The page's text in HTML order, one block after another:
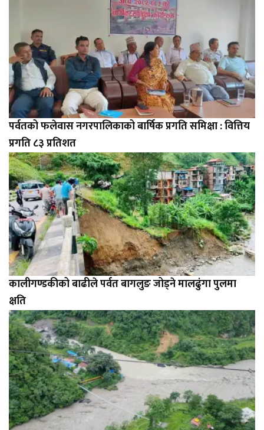
पर्वतको फलेवास नगरपालिकाको बार्षिक प्रगति समिक्षा : वित्तिय
प्रगति ८३ प्रतिशत
कालीगण्डकीको बाढीले पर्वत बागलुङ जोड्ने मालढुंगा पुलमा
क्षति